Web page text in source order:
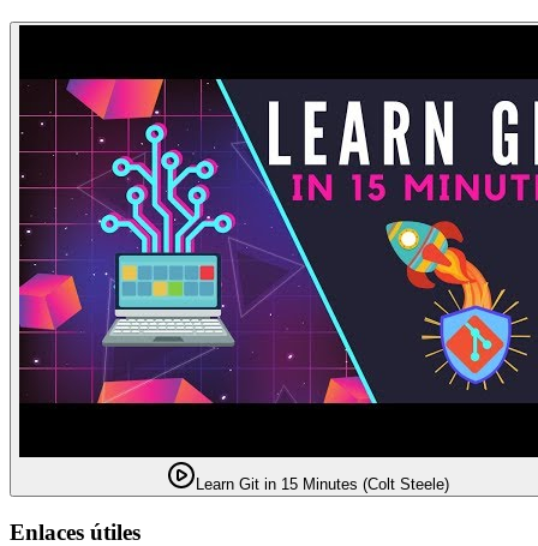
Learn Git in 15 Minutes (Colt Steele)
Enlaces útiles